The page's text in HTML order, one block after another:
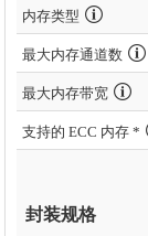
内存类型
最大内存通道数
最大内存带宽
支持的 ECC 内存 *
封装规格